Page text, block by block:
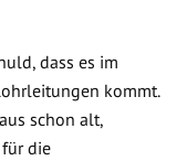
dass es im
kommt.
schon alt,
die